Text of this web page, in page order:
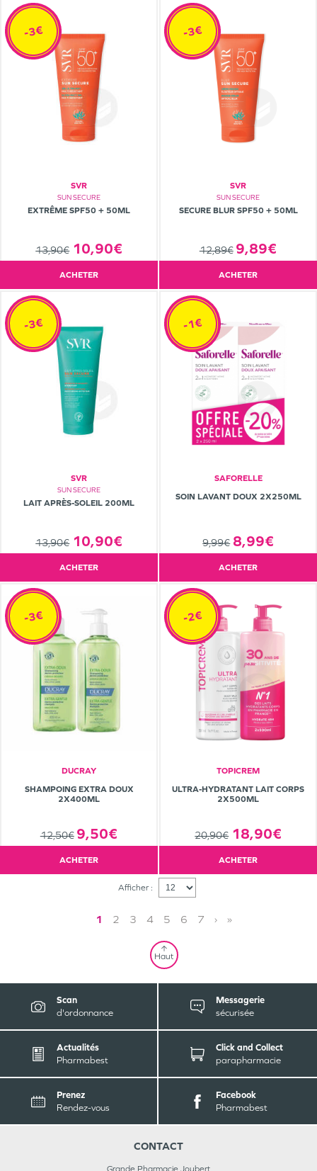
SVR
SUN SECURE
EXTRÊME SPF50 + 50ML
13,90€ 10,90€
-3€
ACHETER
SVR
SUN SECURE
SECURE BLUR SPF50 + 50ML
12,89€ 9,89€
-3€
ACHETER
SVR
SUN SECURE
LAIT APRÈS-SOLEIL 200ML
13,90€ 10,90€
-3€
ACHETER
SAFORELLE
SOIN LAVANT DOUX 2X250ML
9,99€ 8,99€
-1€
ACHETER
DUCRAY
SHAMPOING EXTRA DOUX
2X400ML
12,50€ 9,50€
-3€
ACHETER
TOPICREM
ULTRA-HYDRATANT LAIT CORPS
2X500ML
20,90€ 18,90€
-2€
ACHETER
Afficher :
1 2 3 4 5 6 7 › »
Haut
Scan
d'ordonnance
Messagerie
sécurisée
Actualités
Pharmabest
Click and Collect
parapharmacie
Prenez
Rendez-vous
Facebook
Pharmabest
CONTACT
Grande Pharmacie Joubert